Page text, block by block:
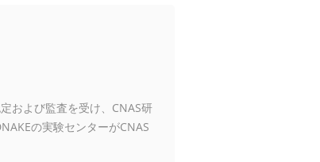
および監査を受け、CNAS研
の実験センターがCNAS